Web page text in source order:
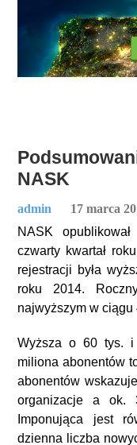
NASK
admin
17 marca
NASK
czwarty kwartał
rejestracji była
roku 2014.
najwyższym w ciągu
Wyższa o 60 tys. i
miliona abonentów
abonentów
organizacje a ok.
Imponująca jest
dzienna liczba